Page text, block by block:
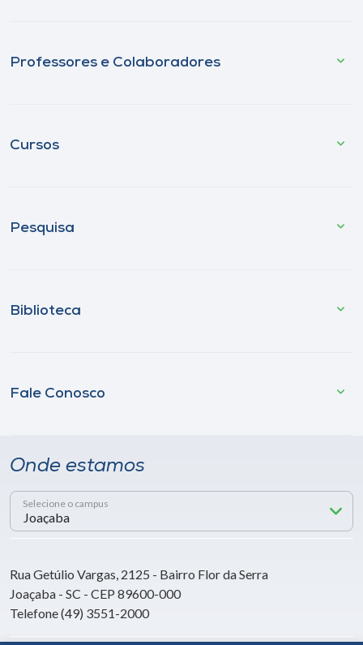
Professores e Colaboradores
Cursos
Pesquisa
Biblioteca
Fale Conosco
Onde estamos
Selecione o campus
Rua Getúlio Vargas, 2125 - Bairro Flor da Serra
Joaçaba - SC - CEP 89600-000
Telefone (49) 3551-2000